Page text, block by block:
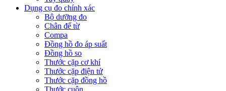
Dụng cụ đo chính xác
Bộ dưỡng đo
Chân đế từ
Compa
Đồng hồ đo áp suất
Đồng hồ so
Thước cặp cơ khí
Thước cặp điện tử
Thước cặp đồng hồ
Thước cuộn